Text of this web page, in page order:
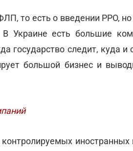
то есть о введении РРО,
В Украине есть большие
государство следит, куда
большой бизнес и